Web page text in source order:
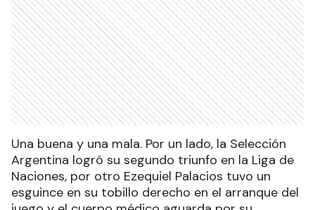
Una buena y una mala. Por un lado, la Selección
Argentina logró su segundo triunfo en la Liga de
Naciones, por otro Ezequiel Palacios tuvo un
esguince en su tobillo derecho en el arranque del